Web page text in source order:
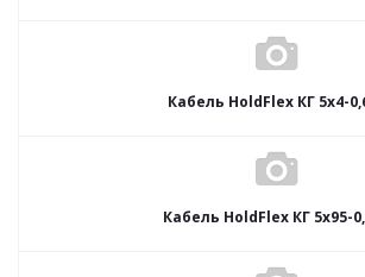
Кабель HoldFlex КГ 5x4-
Кабель HoldFlex КГ 5x95-